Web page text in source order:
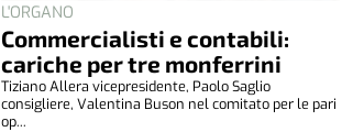
L'ORGANO
Commercialisti e contabili:
cariche per tre monferrini
Tiziano Allera vicepresidente, Paolo Saglio
consigliere, Valentina Buson nel comitato per le pari
op...